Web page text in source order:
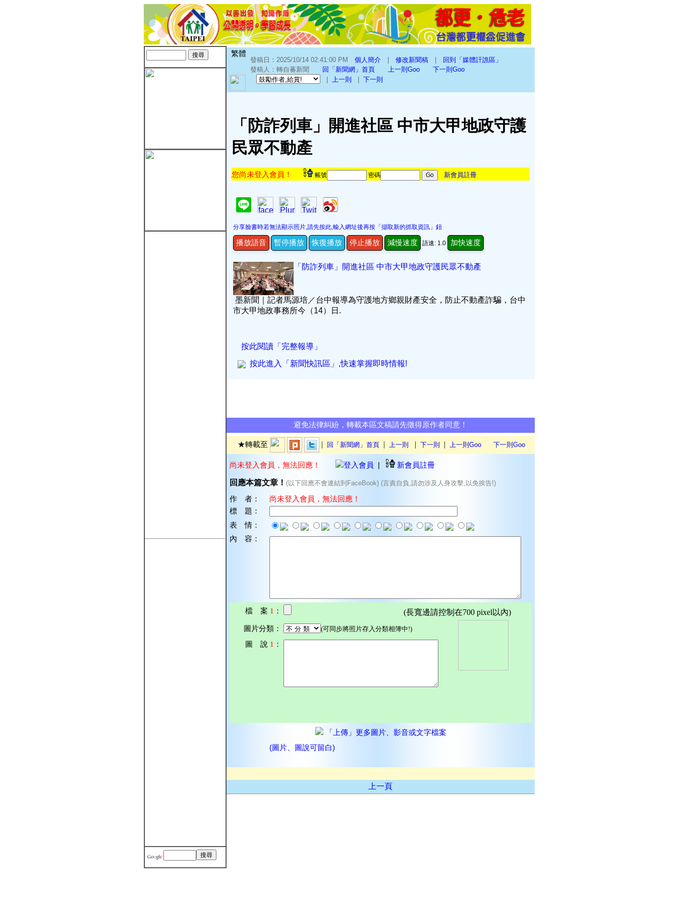
繁體
發稿日：2025/10/14 02:41:00 PM 個人簡介| 修改新聞稿|
回到「媒體訐譙區」
發稿人：轉自蕃新聞
回「新聞網」首頁 上一則Goo
下一則Goo
上一則 下一則
「防詐列車」開進社區 中市大甲地政守護
民眾不動產
您尚未登入會員！ 帳號 密碼 新會員註冊
分享臉書時若無法顯示照片,請先按此,輸入網址後再按「擷取新的抓取資訊」鈕
播放語音 暫停播放 恢復播放 停止播放 減慢速度 語速: 1.0 加快速度
「防詐列車」開進社區 中市大甲地政守護民眾不動產
墨新聞｜記者馬源培／台中報導為守護地方鄉親財產安全，防止不動產詐騙，台中
市大甲地政事務所今（14）日.
按此閱讀「完整報導」
按此進入「新聞快訊區」,快速掌握即時情報!
避免法律糾紛，轉載本區文稿請先徵得原作者同意！
★轉載至 | 回「新聞網」首頁 | 上一則 | 下一則 | 上一則Goo 下一則Goo
尚未登入會員，無法回應！ 登入會員 | 新會員註冊
回應本篇文章！ (以下回應不會連結到FaceBook) (言責自負,請勿涉及人身攻擊,以免挨告!)
作 者：
尚未登入會員，無法回應！
標 題：
表 情：
內 容：
檔 案 1 ： (長寬邊請控制在700 pixel以內)
圖片分類： (可同步將照片存入分類相簿中!)
圖 說 1 ：
「上傳」更多圖片、影音或文字檔案
(圖片、圖說可留白)
上一頁